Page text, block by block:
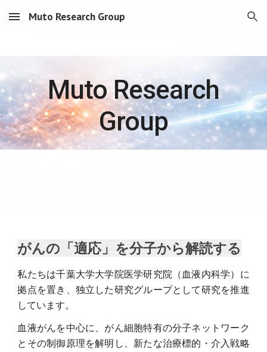
Skip to main content Skip to navigation
Muto Research Group
Muto Research
Group
がんの「適応」を分子から解読する
私たちは千葉大学大学院医学研究院（血液内科学）に
拠点を置き、独立した研究グループとして研究を推進
しています。
血液がんを中心に、がん細胞特有の分子ネットワーク
とその制御原理を解明し、新たな治療標的・介入戦略